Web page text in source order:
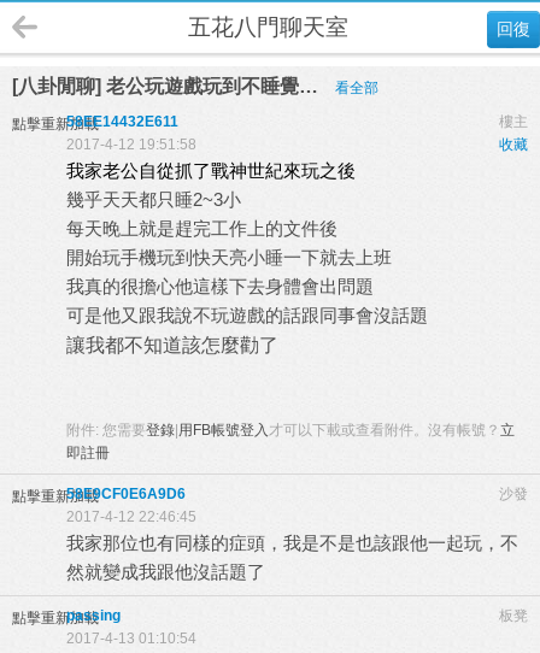
回復
五花八門聊天室
[八卦閒聊] 老公玩遊戲玩到不睡覺… 看全部
點擊重新加載 樓主
58EE14432E611
收藏
2017-4-12 19:51:58
我家老公自從抓了戰神世紀來玩之後
幾乎天天都只睡2~3小
每天晚上就是趕完工作上的文件後
開始玩手機玩到快天亮小睡一下就去上班
我真的很擔心他這樣下去身體會出問題
可是他又跟我說不玩遊戲的話跟同事會沒話題
讓我都不知道該怎麼勸了
附件: 您需要登錄 用FB帳號登入才可以下載或查看附件。沒有帳號？ 立
即註冊
點擊重新加載 沙發
58E9CF0E6A9D6
2017-4-12 22:46:45
我家那位也有同樣的症頭，我是不是也該跟他一起玩，不
然就變成我跟他沒話題了
點擊重新加載 板凳
passing
2017-4-13 01:10:54